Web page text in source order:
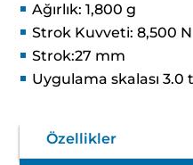
Ağırlık: 1,800 g
Strok Kuvveti: 8,500 N
Strok:27 mm
Uygulama skalası 3.0
Özellikler